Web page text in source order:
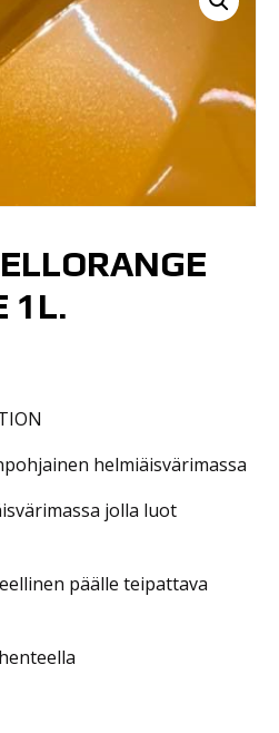
1L.
helmiäisvärimassa
jolla luot
päälle teipattava